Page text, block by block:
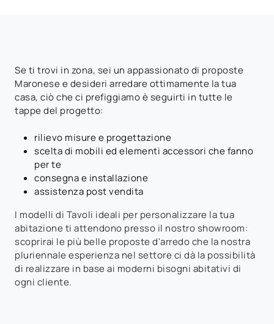
Se ti trovi in zona, sei un appassionato di proposte
Maronese e desideri arredare ottimamente la tua
casa, ciò che ci prefiggiamo è seguirti in tutte le
tappe del progetto:
rilievo misure e progettazione
scelta di mobili ed elementi accessori che fanno
per te
consegna e installazione
assistenza post vendita
I modelli di Tavoli ideali per personalizzare la tua
abitazione ti attendono presso il nostro showroom:
scoprirai le più belle proposte d'arredo che la nostra
pluriennale esperienza nel settore ci dà la possibilità
di realizzare in base ai moderni bisogni abitativi di
ogni cliente.